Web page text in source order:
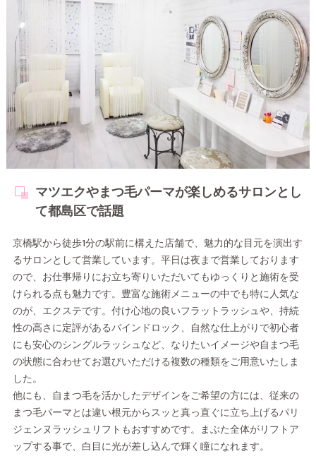
マツエクやまつ毛パーマが楽しめるサロンとし
て都島区で話題
京橋駅から徒歩1分の駅前に構えた店舗で、魅力的な目元を演出す
るサロンとして営業しています。平日は夜まで営業しております
ので、お仕事帰りにお立ち寄りいただいてもゆっくりと施術を受
けられる点も魅力です。豊富な施術メニューの中でも特に人気な
のが、エクステです。付け心地の良いフラットラッシュや、持続
性の高さに定評があるバインドロック、自然な仕上がりで初心者
にも安心のシングルラッシュなど、なりたいイメージや自まつ毛
の状態に合わせてお選びいただける複数の種類をご用意いたしま
した。
他にも、自まつ毛を活かしたデザインをご希望の方には、従来の
まつ毛パーマとは違い根元からスッと真っ直ぐに立ち上げるパリ
ジェンヌラッシュリフトもおすすめです。まぶた全体がリフトア
ップする事で、白目に光が差し込んで輝く瞳になれます。